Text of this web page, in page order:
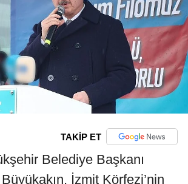
TAKİP ET
Belediye Başkanı
İzmit Körfezi’nin